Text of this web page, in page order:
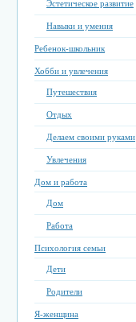
Эстетическое развитие
Навыки и умения
Ребенок-школьник
Хобби и увлечения
Путешествия
Отдых
Делаем своими руками
Увлечения
Дом и работа
Дом
Работа
Психология семьи
Дети
Родители
Я-женщина